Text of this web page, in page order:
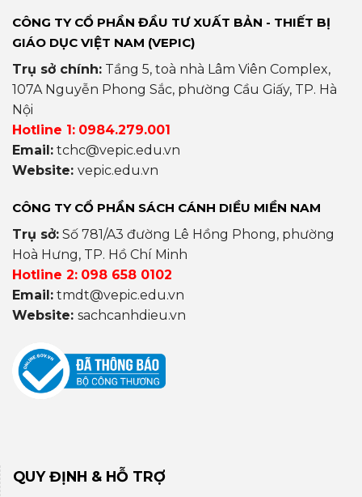
CÔNG TY CỔ PHẦN ĐẦU TƯ XUẤT BẢN - THIẾT BỊ
GIÁO DỤC VIỆT NAM (VEPIC)
Trụ sở chính: Tầng 5, toà nhà Lâm Viên Complex,
107A Nguyễn Phong Sắc, phường Cầu Giấy, TP. Hà
Nội
Hotline 1: 0984.279.001
Email: tchc@vepic.edu.vn
Website: vepic.edu.vn
CÔNG TY CỔ PHẦN SÁCH CÁNH DIỀU MIỀN NAM
Trụ sở: Số 781/A3 đường Lê Hồng Phong, phường
Hoà Hưng, TP. Hồ Chí Minh
Hotline 2: 098 658 0102
Email: tmdt@vepic.edu.vn
Website: sachcanhdieu.vn
QUY ĐỊNH & HỖ TRỢ